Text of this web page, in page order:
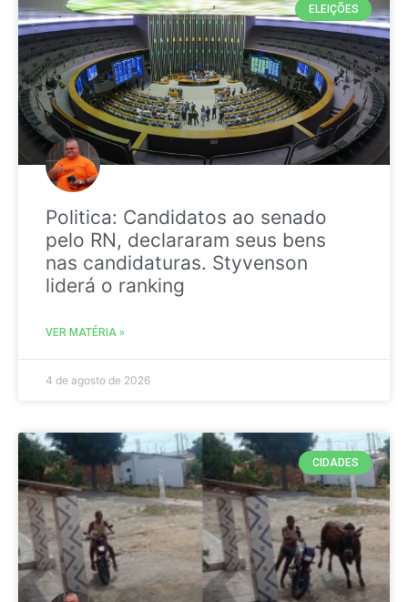
ELEIÇÕES
Politica: Candidatos ao senado
pelo RN, declararam seus bens
nas candidaturas. Styvenson
liderá o ranking
VER MATÉRIA »
4 de agosto de 2026
CIDADES